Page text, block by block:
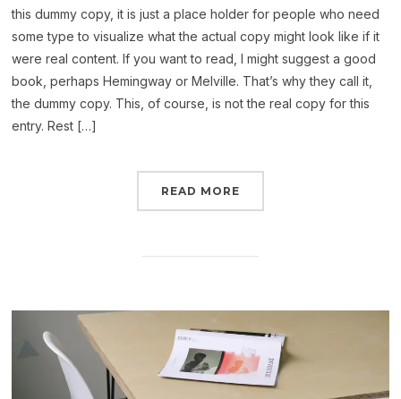
this dummy copy, it is just a place holder for people who need
some type to visualize what the actual copy might look like if it
were real content. If you want to read, I might suggest a good
book, perhaps Hemingway or Melville. That’s why they call it,
the dummy copy. This, of course, is not the real copy for this
entry. Rest […]
READ MORE